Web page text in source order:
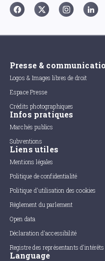
Presse &
Logos & Images libres de droit
Espace Presse
Crédits photographiques
Infos pratiques
Marchés publics
Subventions
Liens utiles
Mentions légales
Politique de confidentialité
Politique d'utilisation des cookies
Règlement du parlement
Open data
Déclaration d'accessibilité
Registre des représentants d'intérêts
Language